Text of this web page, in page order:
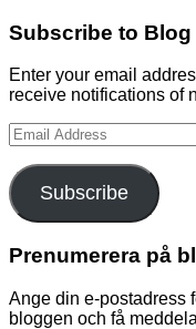
Subscribe to Blog
Enter your email
receive notifications of
Email
Address
Subscribe
Prenumerera på
Ange din e-postadress
bloggen och få